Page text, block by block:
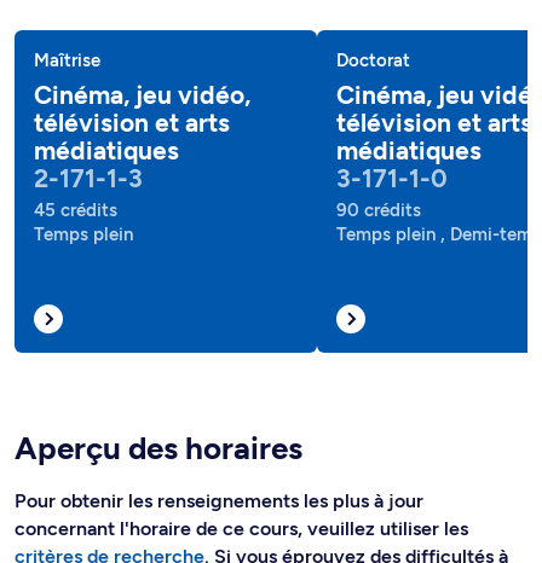
Maîtrise
Cinéma, jeu vidéo,
télévision et arts
médiatiques
2-171-1-3
45 crédits
Temps plein
Doctorat
Cinéma, jeu
télévision et arts
médiatiques
3-171-1-0
90 crédits
Temps plein , Demi-
Aperçu des horaires
Pour obtenir les renseignements les plus à jour
concernant l'horaire de ce cours, veuillez utiliser les
critères de recherche. Si vous éprouvez des difficultés à